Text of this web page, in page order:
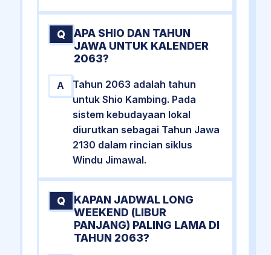
Q
APA SHIO DAN TAHUN
JAWA UNTUK KALENDER
2063?
A
Tahun 2063 adalah tahun
untuk Shio Kambing. Pada
sistem kebudayaan lokal
diurutkan sebagai Tahun Jawa
2130 dalam rincian siklus
Windu Jimawal.
Q
KAPAN JADWAL LONG
WEEKEND (LIBUR
PANJANG) PALING LAMA DI
TAHUN 2063?